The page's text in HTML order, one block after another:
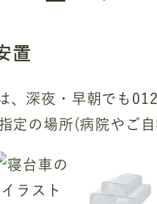
置
、深夜・早朝でも
定の場所(病院やご